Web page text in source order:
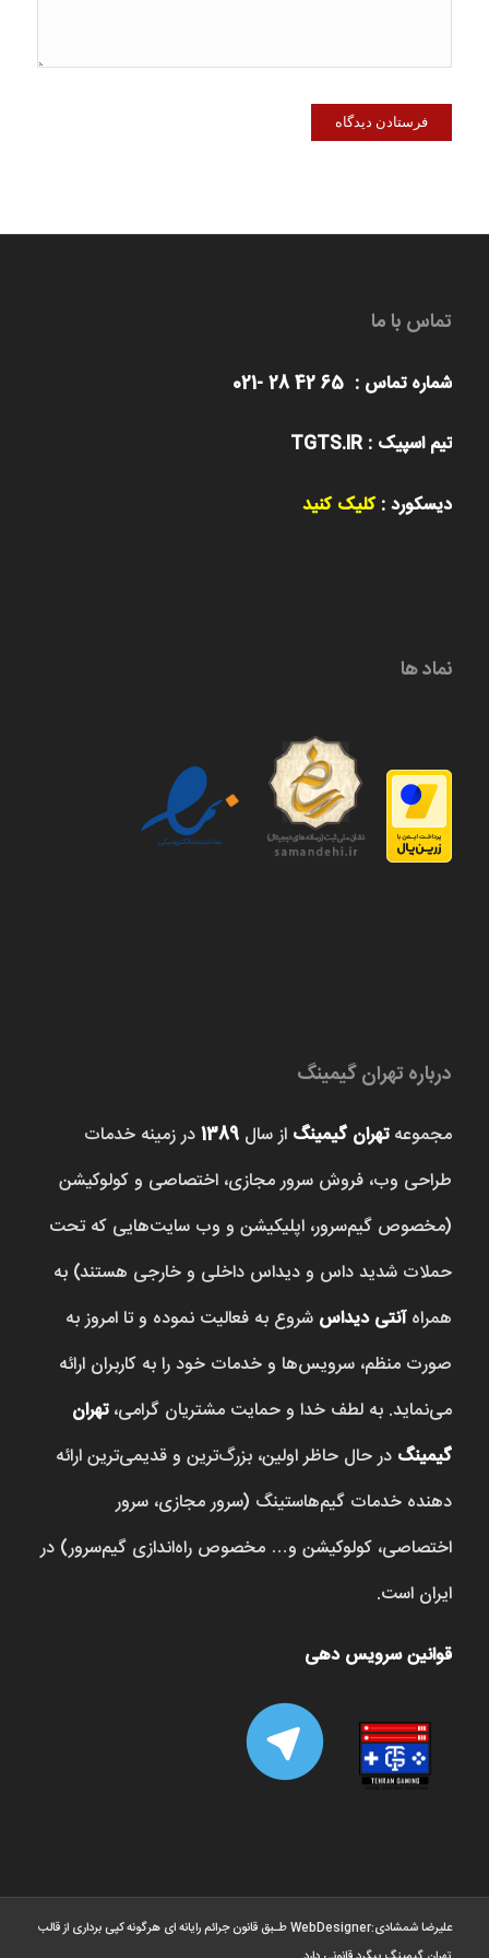
تماس با ما
شماره تماس : 65 42 28 -021
تیم اسپیک : TGTS.IR
دیسکورد :کلیک کنید
نماد ها
درباره تهران گیمینگ
مجموعهتهران گیمینگ از سال 1389در زمینه خدمات
طراحی وب، فروش‌ سرور مجازی، اختصاصی و کولوکیشن
(مخصوص گیم‌سرور، اپلیکیشن و وب سایت‌هایی که تحت
حملات شدید داس و دیداس داخلی و خارجی هستند) به
همراهآنتی دیداس شروع به فعالیت نموده و تا امروز به
صورت منظم، سرویس‌ها و خدمات خود را به کاربران ارائه
می‌نماید. به لطف خدا و حمایت مشتریان گرامی،تهران
گیمینگ در حال حاظر اولین، بزرگ‌ترین و قدیمی‌ترین ارائه
دهنده خدمات گیم‌هاستینگ (سرور مجازی، سرور
اختصاصی، کولوکیشن و… مخصوص راه‌اندازی گیم‌سرور) در
ایران است.
قوانین سرویس دهی
علیرضا شمشادی:WebDesigner ‫طـبق قانون جرائم رایانه ای هرگونه کپی برداری از قالب